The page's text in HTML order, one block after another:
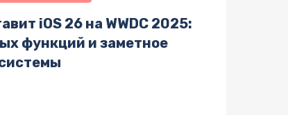
iOS 26 на WWDC 2025:
функций и заметное